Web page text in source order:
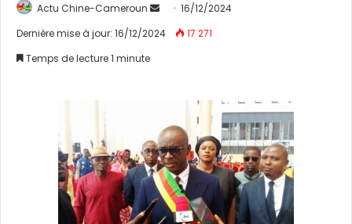
Actu Chine-Cameroun
n
u
n
c
o
u
16/12/2024
Dernière mise à jour: 16/12/2024
17 271
Temps de lecture 1 minute